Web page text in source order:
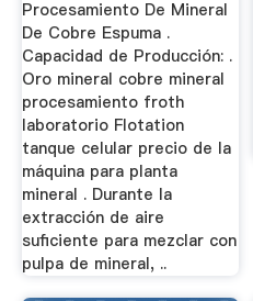
Procesamiento De Mineral
De Cobre Espuma .
Capacidad de Producción: .
Oro mineral cobre mineral
procesamiento froth
laboratorio Flotation
tanque celular precio de la
máquina para planta
mineral . Durante la
extracción de aire
suficiente para mezclar con
pulpa de mineral, ..